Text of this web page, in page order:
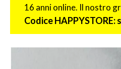
16 anni online. Il nostro
Codice